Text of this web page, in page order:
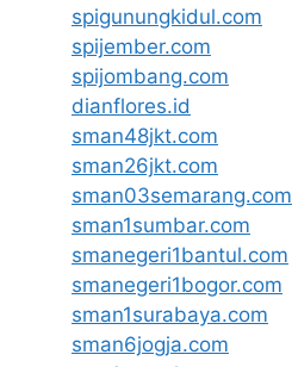
spigunungkidul.com
spijember.com
spijombang.com
dianflores.id
sman48jkt.com
sman26jkt.com
sman03semarang.com
sman1sumbar.com
smanegeri1bantul.com
smanegeri1bogor.com
sman1surabaya.com
sman6jogja.com